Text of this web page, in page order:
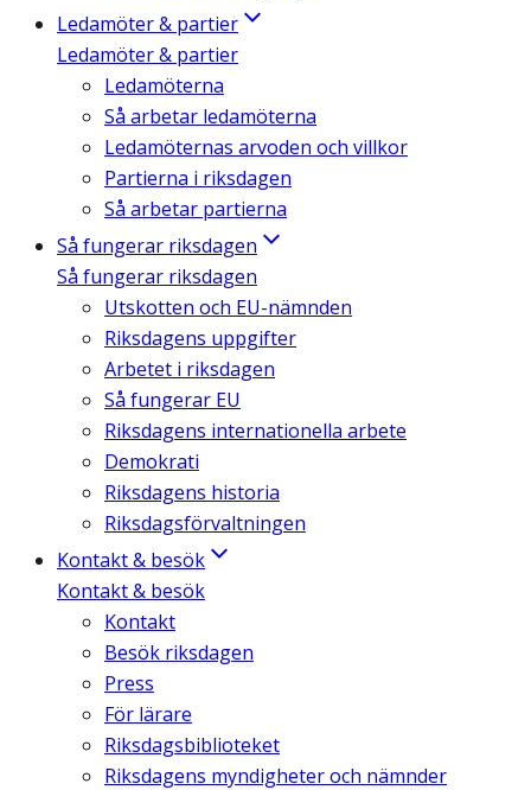
Ledamöter & partier
Ledamöter & partier
Ledamöterna
Så arbetar ledamöterna
Ledamöternas arvoden och villkor
Partierna i riksdagen
Så arbetar partierna
Så fungerar riksdagen
Så fungerar riksdagen
Utskotten och EU-nämnden
Riksdagens uppgifter
Arbetet i riksdagen
Så fungerar EU
Riksdagens internationella arbete
Demokrati
Riksdagens historia
Riksdagsförvaltningen
Kontakt & besök
Kontakt & besök
Kontakt
Besök riksdagen
Press
För lärare
Riksdagsbiblioteket
Riksdagens myndigheter och nämnder